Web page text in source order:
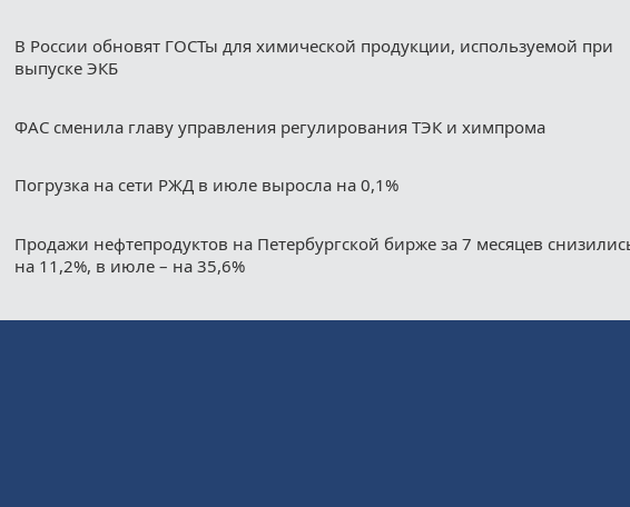
В России обновят ГОСТы для химической продукции, используемой при
выпуске ЭКБ
ФАС сменила главу управления регулирования ТЭК и химпрома
Погрузка на сети РЖД в июле выросла на 0,1%
Продажи нефтепродуктов на Петербургской бирже за 7 месяцев
на 11,2%, в июле – на 35,6%